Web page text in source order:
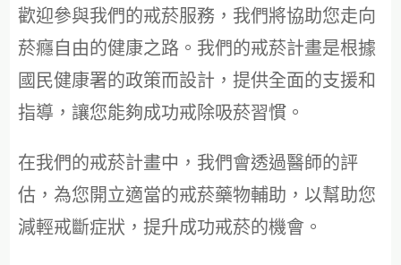
歡迎參與我們的戒菸服務，我們將協助您走向
菸癮自由的健康之路。我們的戒菸計畫是根據
國民健康署的政策而設計，提供全面的支援和
指導，讓您能夠成功戒除吸菸習慣。
在我們的戒菸計畫中，我們會透過醫師的評
估，為您開立適當的戒菸藥物輔助，以幫助您
減輕戒斷症狀，提升成功戒菸的機會。